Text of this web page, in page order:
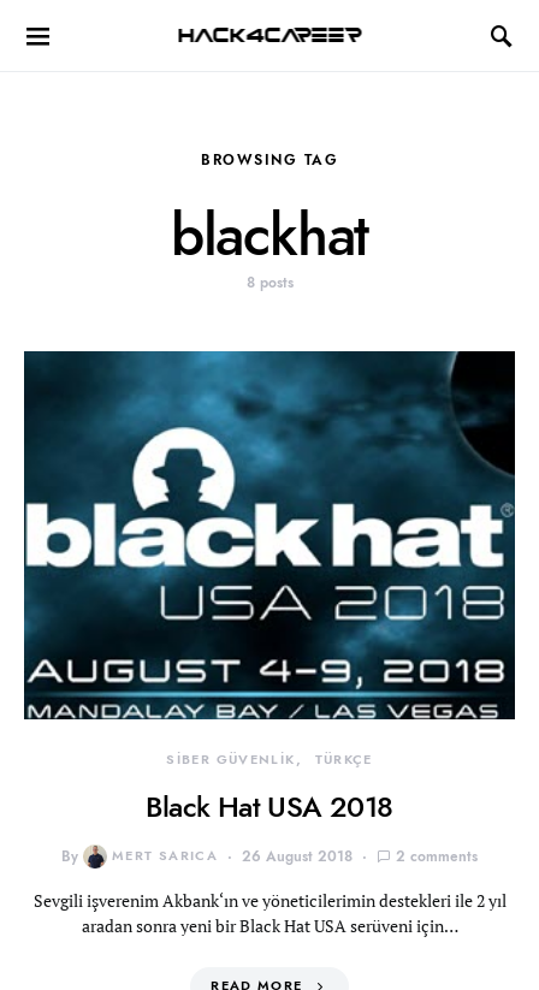
Hack4Career
BROWSING TAG
blackhat
8 posts
SİBER GÜVENLİK TÜRKÇE
Black Hat USA 2018
By MERT SARICA 26 August 2018 2 comments
Sevgili işverenim Akbank‘ın ve yöneticilerimin destekleri ile 2 yıl
aradan sonra yeni bir Black Hat USA serüveni için…
READ MORE